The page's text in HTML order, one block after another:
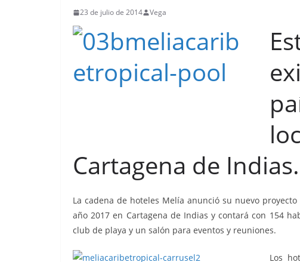
23 de julio de 2014 Vega
Cartagena de Indias.
La cadena de hoteles Melía anunció su nuevo
año 2017 en Cartagena de Indias y contará con 154
club de playa y un salón para eventos y reuniones.
Los